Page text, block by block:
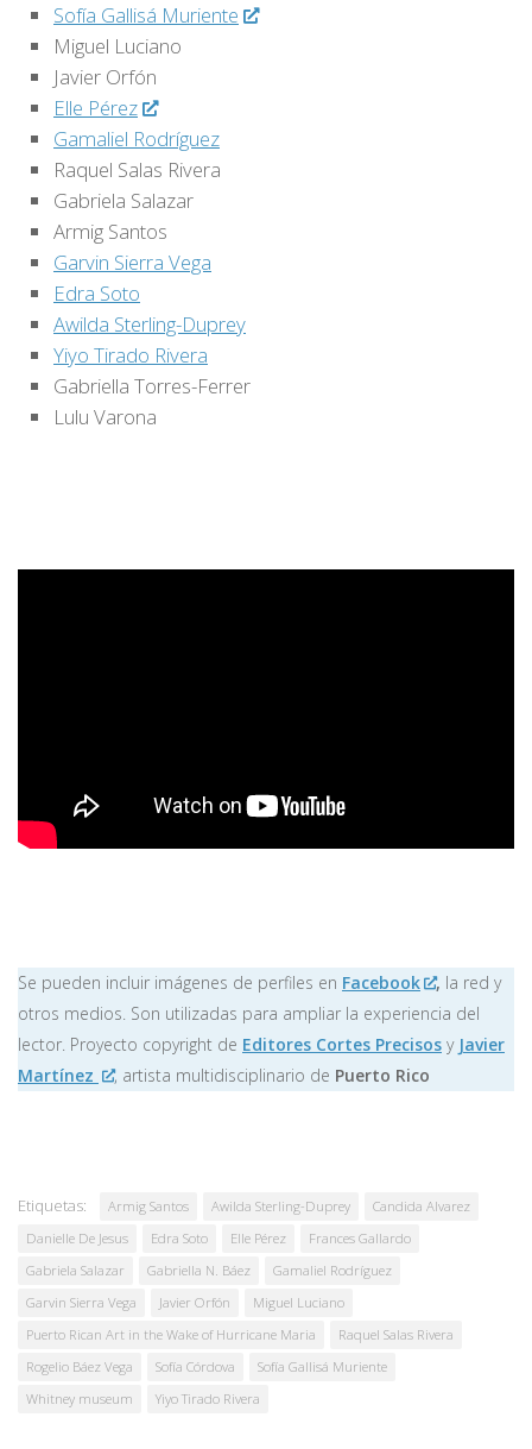
Sofía Gallisá Muriente
Miguel Luciano
Javier Orfón
Elle Pérez
Gamaliel Rodríguez
Raquel Salas Rivera
Gabriela Salazar
Armig Santos
Garvin Sierra Vega
Edra Soto
Awilda Sterling-Duprey
Yiyo Tirado Rivera
Gabriella Torres-Ferrer
Lulu Varona
Se pueden incluir imágenes de perfiles en Facebook , la red y
otros medios. Son utilizadas para ampliar la experiencia del
lector. Proyecto copyright de Editores Cortes Precisos y Javier
Martínez
, artista multidisciplinario de Puerto Rico
Etiquetas: Armig Santos Awilda Sterling-Duprey
Candida Alvarez
Danielle De Jesus
Edra Soto Elle Pérez
Frances Gallardo
Gabriela Salazar
Gabriella N. Báez
Gamaliel Rodríguez
Garvin Sierra Vega
Javier Orfón
Miguel Luciano
Puerto Rican Art in the Wake of Hurricane Maria
Raquel Salas Rivera
Rogelio Báez Vega
Sofía Córdova
Sofía Gallisá Muriente
Whitney museum
Yiyo Tirado Rivera